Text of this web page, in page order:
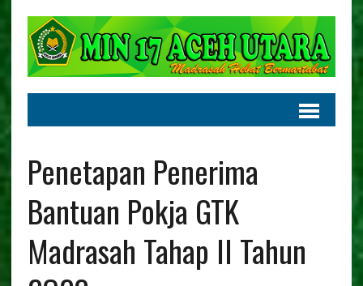
Penetapan Penerima
Bantuan Pokja GTK
Madrasah Tahap II Tahun